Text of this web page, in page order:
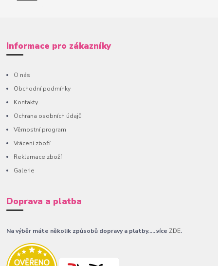
Informace pro zákazníky
O nás
Obchodní podmínky
Kontakty
Ochrana osobních údajů
Věrnostní program
Vrácení zboží
Reklamace zboží
Galerie
Doprava a platba
Na výběr máte několik způsobů dopravy a platby......více ZDE.